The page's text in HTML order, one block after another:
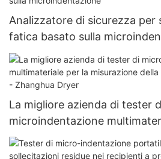
Analizzatore di sicurezza per
fatica basato sulla
La migliore azienda di tester
microindentazione
misurazione della resistenza
Zhanghua Dryer